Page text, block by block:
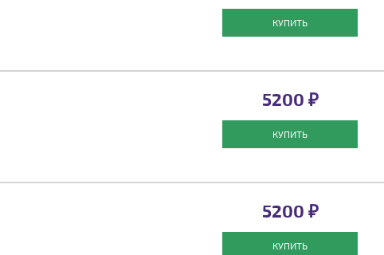
КУПИТЬ
5200 ₽
КУПИТЬ
5200 ₽
КУПИТЬ